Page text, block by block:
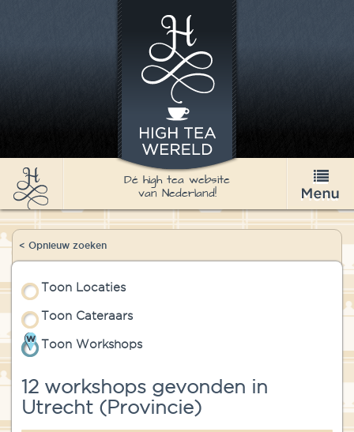
High Tea
Recepten
Thee
Nieuws & Agenda
Over High Tea Wereld
Dé high tea website
van Nederland!
< Opnieuw zoeken
Toon Locaties
Toon Cateraars
Toon Workshops
12 workshops gevonden in
Utrecht (Provincie)